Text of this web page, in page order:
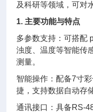
及科研等领域，可对
1. 主要功能与特点
多参数支持：可搭配
浊度、温度等智能传
测量。
智能操作：配备7寸
捷，支持数据自动存
通讯接口：具备RS-